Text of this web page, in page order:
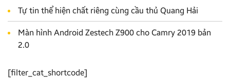
Tự tin thể hiện chất riêng cùng cầu thủ Quang Hải
Màn hình Android Zestech Z900 cho Camry 2019 bản
2.0
[filter_cat_shortcode]